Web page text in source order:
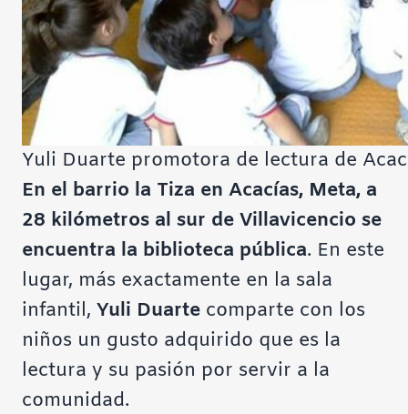
Yuli Duarte promotora de lectura de
En el barrio la Tiza en Acacías, Meta, a
28 kilómetros al sur de Villavicencio se
encuentra la biblioteca pública. En este
lugar, más exactamente en la sala
infantil, Yuli Duarte comparte con los
niños un gusto adquirido que es la
lectura y su pasión por servir a la
comunidad.